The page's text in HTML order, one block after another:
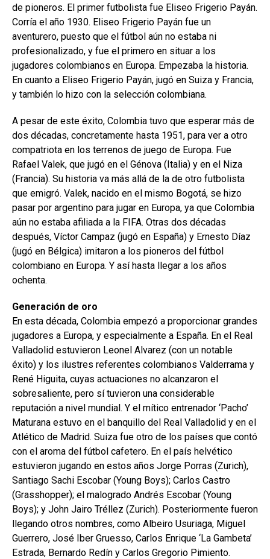
de pioneros. El primer futbolista fue Eliseo Frigerio Payán.
Corría el año 1930. Eliseo Frigerio Payán fue un
aventurero, puesto que el fútbol aún no estaba ni
profesionalizado, y fue el primero en situar a los
jugadores colombianos en Europa. Empezaba la historia.
En cuanto a Eliseo Frigerio Payán, jugó en Suiza y Francia,
y también lo hizo con la selección colombiana.
A pesar de este éxito, Colombia tuvo que esperar más de
dos décadas, concretamente hasta 1951, para ver a otro
compatriota en los terrenos de juego de Europa. Fue
Rafael Valek, que jugó en el Génova (Italia) y en el Niza
(Francia). Su historia va más allá de la de otro futbolista
que emigró. Valek, nacido en el mismo Bogotá, se hizo
pasar por argentino para jugar en Europa, ya que Colombia
aún no estaba afiliada a la FIFA. Otras dos décadas
después, Víctor Campaz (jugó en España) y Ernesto Díaz
(jugó en Bélgica) imitaron a los pioneros del fútbol
colombiano en Europa. Y así hasta llegar a los años
ochenta.
Generación de oro
En esta década, Colombia empezó a proporcionar grandes
jugadores a Europa, y especialmente a España. En el Real
Valladolid estuvieron Leonel Alvarez (con un notable
éxito) y los ilustres referentes colombianos Valderrama y
René Higuita, cuyas actuaciones no alcanzaron el
sobresaliente, pero sí tuvieron una considerable
reputación a nivel mundial. Y el mítico entrenador ‘Pacho’
Maturana estuvo en el banquillo del Real Valladolid y en el
Atlético de Madrid. Suiza fue otro de los países que contó
con el aroma del fútbol cafetero. En el país helvético
estuvieron jugando en estos años Jorge Porras (Zurich),
Santiago Sachi Escobar (Young Boys); Carlos Castro
(Grasshopper); el malogrado Andrés Escobar (Young
Boys); y John Jairo Tréllez (Zurich). Posteriormente fueron
llegando otros nombres, como Albeiro Usuriaga, Miguel
Guerrero, José Iber Gruesso, Carlos Enrique ‘La Gambeta’
Estrada, Bernardo Redín y Carlos Gregorio Pimiento.